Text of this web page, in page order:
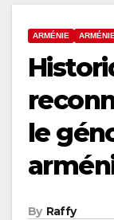
ARMÉNIE
le
By Raffy